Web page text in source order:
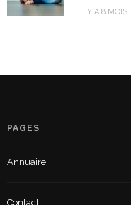
IL Y A 8 MOIS
PAGES
Annuaire
Contact